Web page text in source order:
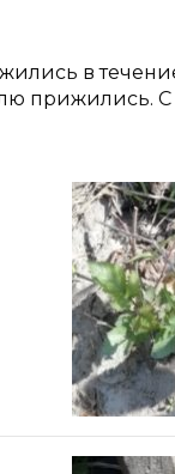
в течение
прижились.